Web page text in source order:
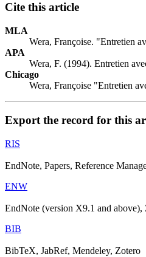
Cite this article
MLA
Wera, Françoise. "Entretien
APA
Wera, F. (1994). Entretien
Chicago
Wera, Françoise "Entretien
Export the record for this
RIS
EndNote, Papers, Reference
ENW
EndNote (version X9.1 and above),
BIB
BibTeX, JabRef, Mendeley, Zotero